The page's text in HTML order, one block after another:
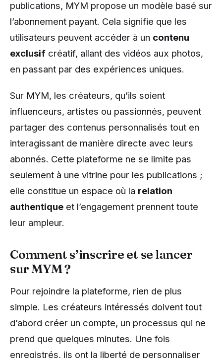
publications, MYM propose un modèle basé sur
l’abonnement payant. Cela signifie que les
utilisateurs peuvent accéder à un contenu
exclusif créatif, allant des vidéos aux photos,
en passant par des expériences uniques.
Sur MYM, les créateurs, qu’ils soient
influenceurs, artistes ou passionnés, peuvent
partager des contenus personnalisés tout en
interagissant de manière directe avec leurs
abonnés. Cette plateforme ne se limite pas
seulement à une vitrine pour les publications ;
elle constitue un espace où la relation
authentique et l’engagement prennent toute
leur ampleur.
Comment s’inscrire et se lancer
sur MYM ?
Pour rejoindre la plateforme, rien de plus
simple. Les créateurs intéressés doivent tout
d’abord créer un compte, un processus qui ne
prend que quelques minutes. Une fois
enregistrés, ils ont la liberté de personnaliser